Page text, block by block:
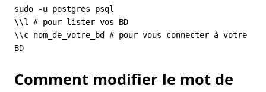
sudo -u postgres psql
\\l # pour lister vos BD
\\c nom_de_votre_bd # pour vous connecter à votre
Comment modifier le mot de